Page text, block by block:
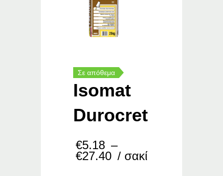
Σε απόθεμα
Isomat
Durocret
€5.18 –
€27.40 Price
/ σακί